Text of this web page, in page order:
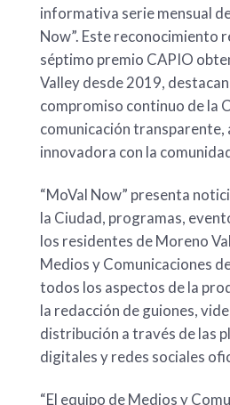
informativa serie mensual
Now”. Este reconocimiento
séptimo premio CAPIO
Valley desde 2019,
compromiso continuo de la
comunicación
innovadora con la
“MoVal Now” presenta
la Ciudad, programas,
los residentes de Moreno
Medios y Comunicaciones
todos los aspectos de la
la redacción de guiones,
distribución a través de las
digitales y redes sociales
“El equipo de Medios y